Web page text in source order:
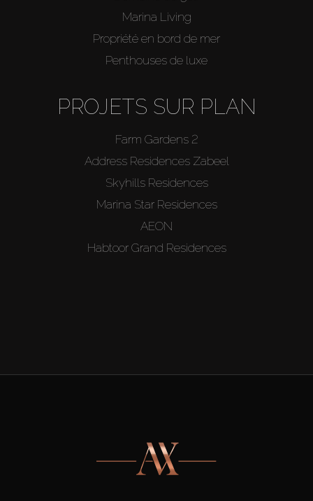
Marina Living
Propriété en bord de mer
Penthouses de luxe
PROJETS SUR PLAN
Farm Gardens 2
Address Residences Zabeel
Skyhills Residences
Marina Star Residences
AEON
Habtoor Grand Residences